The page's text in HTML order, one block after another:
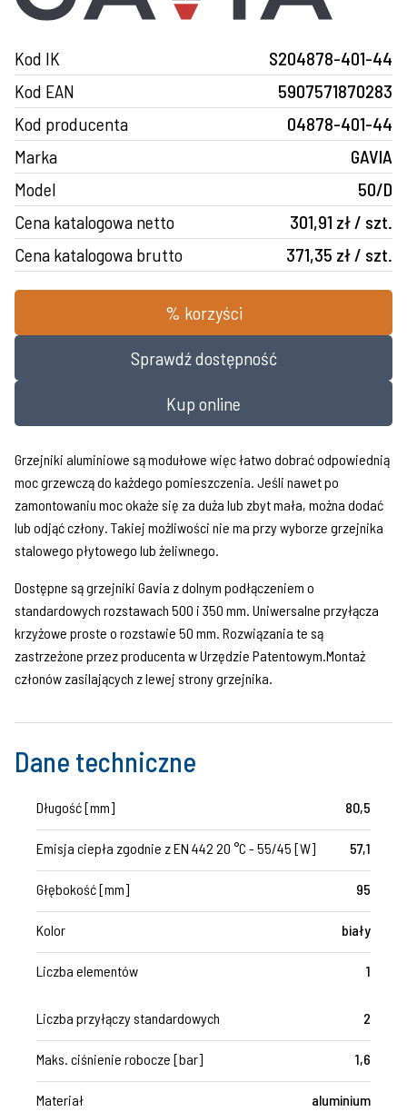
Kod IK
S204878-401-44
Kod EAN
5907571870283
Kod producenta
04878-401-44
Marka
GAVIA
Model
50/D
Cena katalogowa netto
301,91 zł / szt.
Cena katalogowa brutto
371,35 zł / szt.
% korzyści
Sprawdź dostępność
Kup online
Grzejniki aluminiowe są modułowe więc łatwo dobrać odpowiednią
moc grzewczą do każdego pomieszczenia. Jeśli nawet po
zamontowaniu moc okaże się za duża lub zbyt mała, można dodać
lub odjąć człony. Takiej możliwości nie ma przy wyborze grzejnika
stalowego płytowego lub żeliwnego.
Dostępne są grzejniki Gavia z dolnym podłączeniem o
standardowych rozstawach 500 i 350 mm. Uniwersalne przyłącza
krzyżowe proste o rozstawie 50 mm. Rozwiązania te są
zastrzeżone przez producenta w Urzędzie Patentowym.Montaż
członów zasilających z lewej strony grzejnika.
Dane techniczne
Długość [mm] 80,5
Emisja ciepła zgodnie z EN 442 20 °C - 55/45 [W] 57,1
Głębokość [mm] 95
Kolor biały
Liczba elementów 1
Liczba przyłączy standardowych 2
Maks. ciśnienie robocze [bar] 1,6
Materiał aluminium